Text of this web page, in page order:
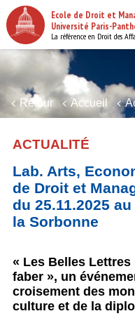
Aller
au
contenu
principal
Ecole de Droit et
Université Paris-
La référence en Droit des
Retour Accueil
ACTUALITÉ
Lab. Arts,
de Droit et
du 25.11.2025
la Sorbonne
« Les Belles
faber », un
croisement des
culture et de la